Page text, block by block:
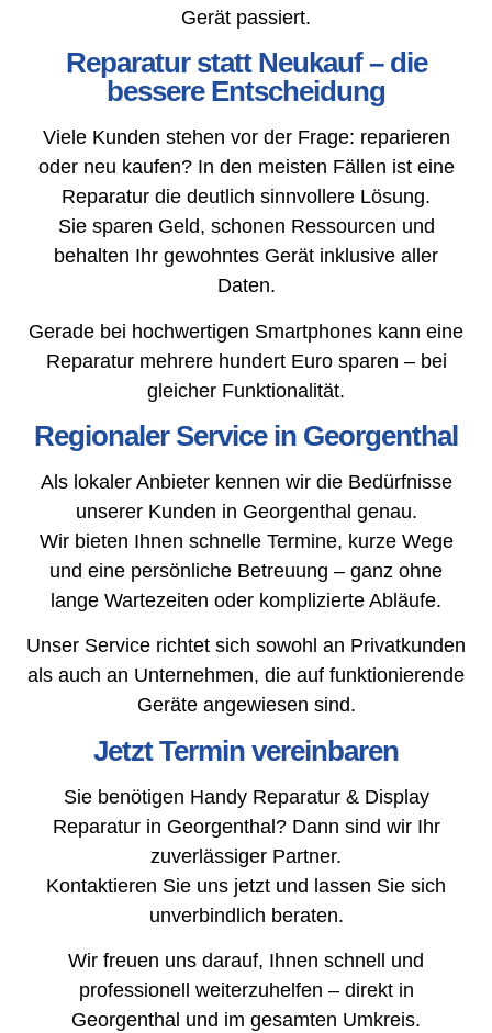
Gerät passiert.
Reparatur statt Neukauf – die
bessere Entscheidung
Viele Kunden stehen vor der Frage: reparieren
oder neu kaufen? In den meisten Fällen ist eine
Reparatur die deutlich sinnvollere Lösung.
Sie sparen Geld, schonen Ressourcen und
behalten Ihr gewohntes Gerät inklusive aller
Daten.
Gerade bei hochwertigen Smartphones kann eine
Reparatur mehrere hundert Euro sparen – bei
gleicher Funktionalität.
Regionaler Service in Georgenthal
Als lokaler Anbieter kennen wir die Bedürfnisse
unserer Kunden in Georgenthal genau.
Wir bieten Ihnen schnelle Termine, kurze Wege
und eine persönliche Betreuung – ganz ohne
lange Wartezeiten oder komplizierte Abläufe.
Unser Service richtet sich sowohl an Privatkunden
als auch an Unternehmen, die auf funktionierende
Geräte angewiesen sind.
Jetzt Termin vereinbaren
Sie benötigen Handy Reparatur & Display
Reparatur in Georgenthal? Dann sind wir Ihr
zuverlässiger Partner.
Kontaktieren Sie uns jetzt und lassen Sie sich
unverbindlich beraten.
Wir freuen uns darauf, Ihnen schnell und
professionell weiterzuhelfen – direkt in
Georgenthal und im gesamten Umkreis.